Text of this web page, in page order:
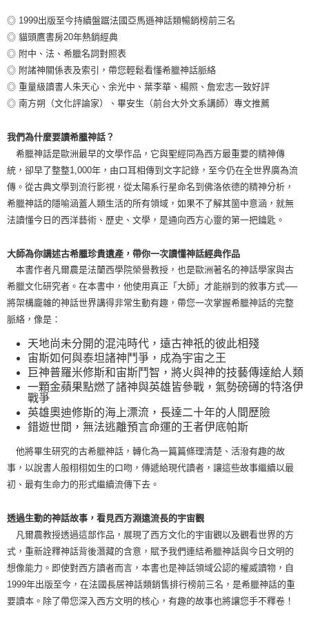
◎ 1999出版至今持續盤踞法國亞馬遜神話類暢銷榜前三名
◎ 貓頭鷹書房20年熱銷經典
◎ 附中、法、希臘名詞對照表
◎ 附諸神關係表及索引，帶您輕鬆看懂希臘神話脈絡
◎ 重量級讀書人朱天心、余光中、葉李華、楊照、詹宏志一致好評
◎ 南方朔（文化評論家）、畢安生（前台大外文系講師）專文推薦
我們為什麼要讀希臘神話？
希臘神話是歐洲最早的文學作品，它與聖經同為西方最重要的精神傳
統，卻早了整整1,000年，由口耳相傳到文字記錄，至今仍在全世界廣為流
傳。從古典文學到流行影視，從太陽系行星命名到佛洛依德的精神分析，
希臘神話的隱喻涵蓋人類生活的所有領域，如果不了解其箇中意涵，就無
法讀懂今日的西洋藝術、歷史、文學，是通向西方心靈的第一把鑰匙。
大師為你講述古希臘珍貴遺產，帶你一次讀懂神話經典作品
本書作者凡爾農是法蘭西學院榮譽教授，也是歐洲著名的神話學家與古
希臘文化研究者。在本書中，他使用真正「大師」才能辦到的敘事方式──
將架構龐雜的神話世界講得非常生動有趣，帶您一次掌握希臘神話的完整
脈絡，像是：
天地尚未分開的混沌時代，遠古神祇的彼此相殘
宙斯如何與泰坦諸神鬥爭，成為宇宙之王
巨神普羅米修斯和宙斯鬥智，將火與神的技藝傳達給人類
一顆金蘋果點燃了諸神與英雄皆參戰，氣勢磅礡的特洛伊
戰爭
英雄奧迪修斯的海上漂流，長達二十年的人間歷險
錯遊世間，無法逃離預言命運的王者伊底帕斯
他將畢生研究的古希臘神話，轉化為一篇篇條理清楚、活潑有趣的故
事，以說書人般栩栩如生的口吻，傳遞給現代讀者，讓這些故事繼續以最
初、最有生命力的形式繼續流傳下去。
透過生動的神話故事，看見西方淵遠流長的宇宙觀
凡爾農教授透過這部作品，展現了西方文化的宇宙觀以及觀看世界的方
式，重新詮釋神話背後潛藏的含意，賦予我們連結希臘神話與今日文明的
想像能力。即使對西方讀者而言，本書也是神話領域公認的權威讀物，自
1999年出版至今，在法國長居神話類銷售排行榜前三名，是希臘神話的重
要讀本。除了帶您深入西方文明的核心，有趣的故事也將讓您手不釋卷！